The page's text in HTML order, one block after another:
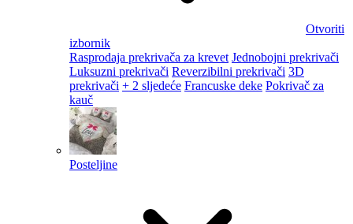
Otvoriti
izbornik
Rasprodaja prekrivača za krevet Jednobojni prekrivači
Luksuzni prekrivači Reverzibilni prekrivači 3D
prekrivači + 2 sljedeće Francuske deke Pokrivač za
kauč
Posteljine